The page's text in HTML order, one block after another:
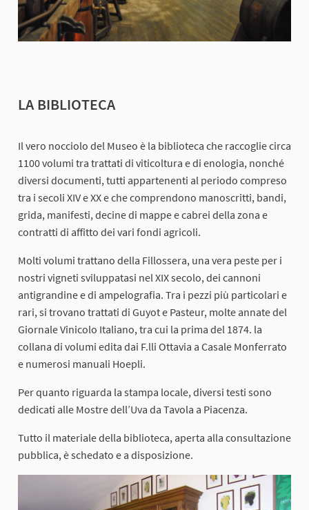
LA BIBLIOTECA
Il vero nocciolo del Museo è la biblioteca che raccoglie circa
1100 volumi tra trattati di viticoltura e di enologia, nonché
diversi documenti, tutti appartenenti al periodo compreso
tra i secoli XIV e XX e che comprendono manoscritti, bandi,
grida, manifesti, decine di mappe e cabrei della zona e
contratti di affitto dei vari fondi agricoli.
Molti volumi trattano della Fillossera, una vera peste per i
nostri vigneti sviluppatasi nel XIX secolo, dei cannoni
antigrandine e di ampelografia. Tra i pezzi più particolari e
rari, si trovano trattati di Guyot e Pasteur, molte annate del
Giornale Vinicolo Italiano, tra cui la prima del 1874. la
collana di volumi edita dai F.lli Ottavia a Casale Monferrato
e numerosi manuali Hoepli.
Per quanto riguarda la stampa locale, diversi testi sono
dedicati alle Mostre dell’Uva da Tavola a Piacenza.
Tutto il materiale della biblioteca, aperta alla consultazione
pubblica, è schedato e a disposizione.